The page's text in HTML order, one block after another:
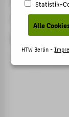
https://
Datum
seit 27.09.2021
Statistik-
Alle
HTW Berlin -